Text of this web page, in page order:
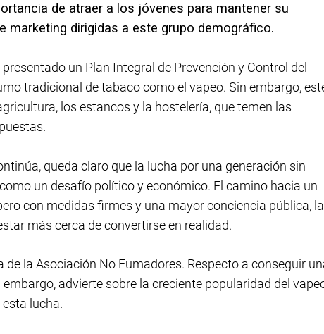
de atraer a los jóvenes para mantener su
dirigidas a este grupo demográfico.
un Plan Integral de Prevención y Control del
tradicional de tabaco como el vapeo. Sin embargo,
los estancos y la hostelería, que temen las
queda claro que la lucha por una generación sin
un desafío político y económico. El camino hacia un
con medidas firmes y una mayor conciencia pública, la
más cerca de convertirse en realidad.
de la Asociación No Fumadores. Respecto a conseguir
advierte sobre la creciente popularidad del
lucha.